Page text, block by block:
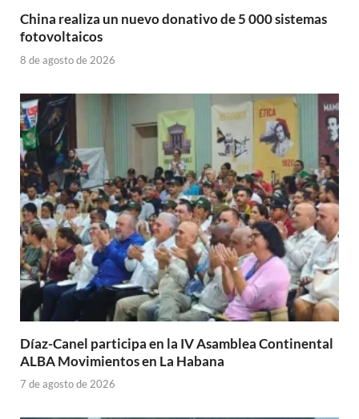
China realiza un nuevo donativo de 5 000 sistemas
fotovoltaicos
8 de agosto de 2026
Díaz-Canel participa en la IV Asamblea Continental
ALBA Movimientos en La Habana
7 de agosto de 2026